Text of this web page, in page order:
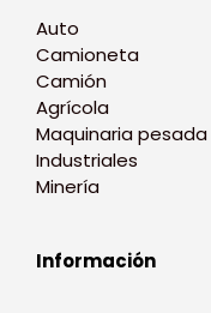
Auto
Camioneta
Camión
Agrícola
Maquinaria pesada
Industriales
Minería
Información